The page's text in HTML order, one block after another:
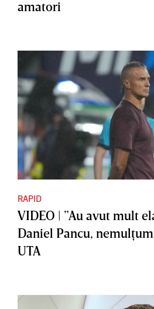
amatori
RAPID
VIDEO | ”Au avut mult
Daniel Pancu,
UTA